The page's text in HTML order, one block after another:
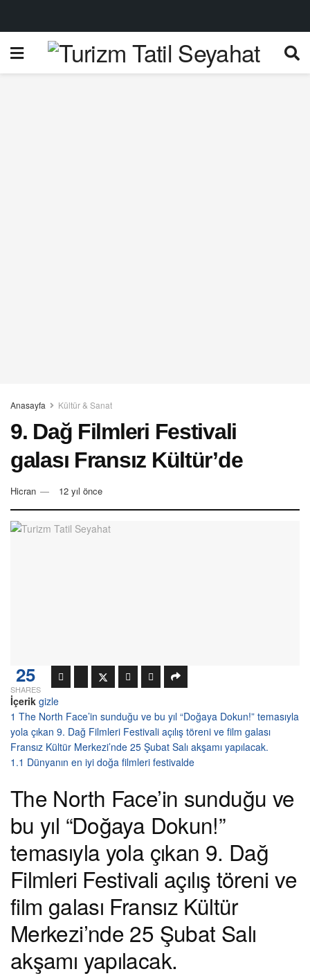
Anasayfa Kültür & Sanat
9. Dağ Filmleri Festivali
galası Fransız Kültür’de
Hicran 12 yıl önce
25
SHARES
İçerik gizle
1 The North Face’in sunduğu ve bu yıl “Doğaya Dokun!” temasıyla
yola çıkan 9. Dağ Filmleri Festivali açılış töreni ve film galası
Fransız Kültür Merkezi’nde 25 Şubat Salı akşamı yapılacak.
1.1 Dünyanın en iyi doğa filmleri festivalde
The North Face’in sunduğu ve
bu yıl “Doğaya Dokun!”
temasıyla yola çıkan 9. Dağ
Filmleri Festivali açılış töreni ve
film galası Fransız Kültür
Merkezi’nde 25 Şubat Salı
akşamı yapılacak.